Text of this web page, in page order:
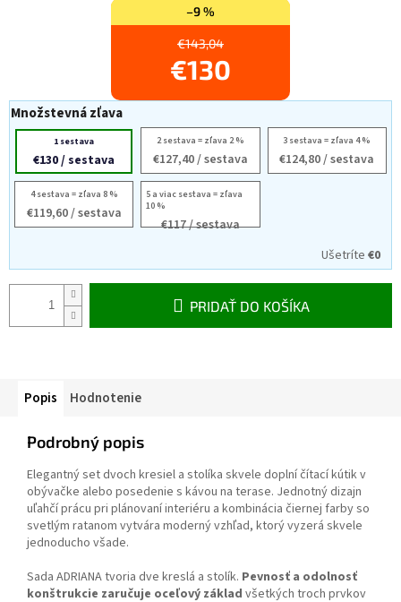
€143,04
–9 %
€130
Množstevná zľava
1 sestava
€130/ sestava
2 sestava = zľava 2 %
€127,40/ sestava
3 sestava = zľava 4 %
€124,80/ sestava
4 sestava = zľava 8 %
€119,60/ sestava
5 a viac sestava = zľava
10 %
€117/ sestava
Ušetríte €0
PRIDAŤ DO KOŠÍKA
Popis Hodnotenie
Podrobný popis
Elegantný set dvoch kresiel a stolíka skvele doplní čítací kútik v
obývačke alebo posedenie s kávou na terase. Jednotný dizajn
uľahčí prácu pri plánovaní interiéru a kombinácia čiernej farby so
svetlým ratanom vytvára moderný vzhľad, ktorý vyzerá skvele
jednoducho všade.
Sada ADRIANA tvoria dve kreslá a stolík. Pevnosť a odolnosť
konštrukcie zaručuje oceľový základ všetkých troch prvkov